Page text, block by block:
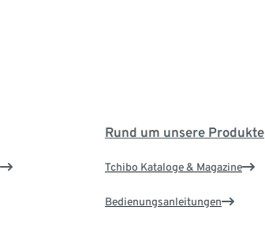
Rund um unsere Produkte
Tchibo Kataloge & Magazine
Bedienungsanleitungen